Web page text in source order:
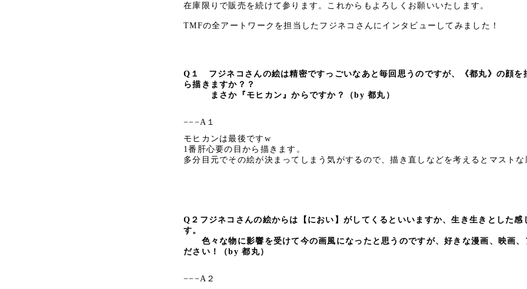
在庫限りで販売を続けて参ります。これからもよろしくお願いいたします。
TMFの全アートワークを担当したフジネコさんにインタビューしてみました！
Q１ フジネコさんの絵は精密ですっごいなあと毎回思うのですが、《都丸》の顔を
ら描きますか？？
まさか『モヒカン』からですか？（by 都丸）
−−−A１
モヒカンは最後ですw
1番肝心要の目から描きます。
多分目元でその絵が決まってしまう気がするので、描き直しなどを考えるとマスト
Q２ フジネコさんの絵からは【におい】がしてくるといいますか、生き生きとした感
す。
色々な物に影響を受けて今の画風になったと思うのですが、好きな漫画、映画、
ださい！
（by 都丸）
−−−A２